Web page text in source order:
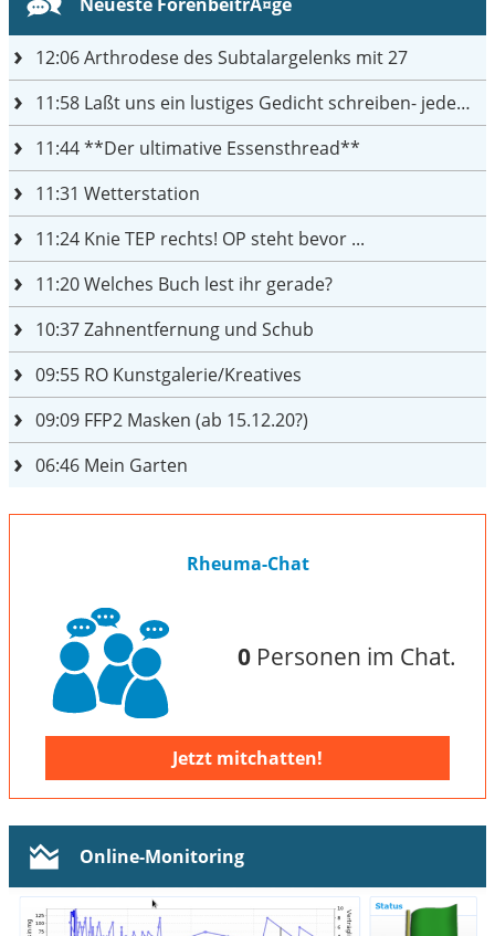
12:06Arthrodese des Subtalargelenks mit 27
11:58 Laßt uns ein lustiges Gedicht schreiben- jeder einen Satz
11:44**Der ultimative Essensthread**
11:31 Wetterstation
11:24 Knie TEP rechts! OP steht bevor ...
11:20Welches Buch lest ihr gerade?
10:37Zahnentfernung und Schub
09:55 RO Kunstgalerie/Kreatives
09:09 FFP2 Masken (ab 15.12.20?)
06:46 Mein Garten
Rheuma-Chat
0Personen im Chat.
Jetzt mitchatten!
Online-Monitoring